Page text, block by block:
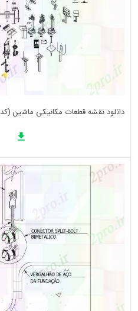
دانلود نقشه قطعات مکانیکی ماشین (کد30961)